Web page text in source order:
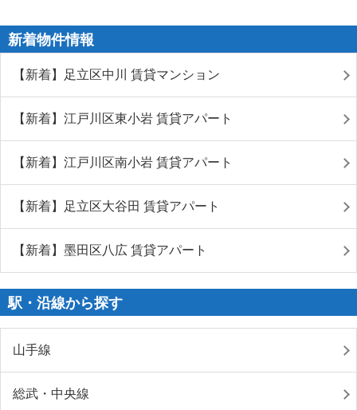
新着物件情報
【新着】足立区中川 賃貸マンション
【新着】江戸川区東小岩 賃貸アパート
【新着】江戸川区南小岩 賃貸アパート
【新着】足立区大谷田 賃貸アパート
【新着】墨田区八広 賃貸アパート
駅・沿線から探す
山手線
総武・中央線